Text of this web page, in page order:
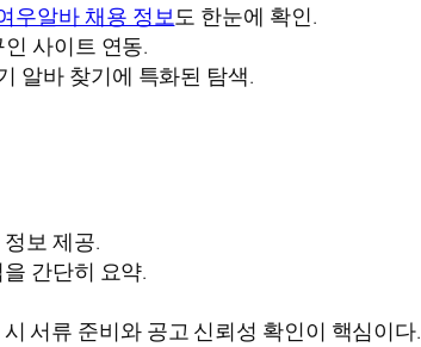
우알바 채용 정보도 한눈에 확인.
사이트 연동.
알바 찾기에 특화된 탐색.
보 제공.
간단히 요약.
서류 준비와 공고 신뢰성 확인이 핵심이다.